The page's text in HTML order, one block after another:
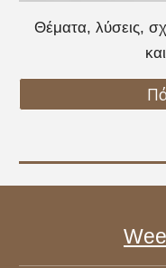
Θέματα, λύσεις,